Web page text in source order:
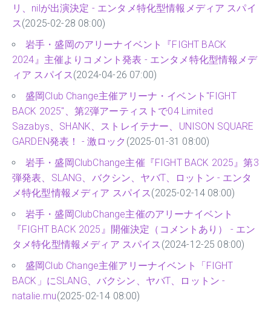
リ、nilが出演決定 - エンタメ特化型情報メディア スパイ
ス(2025-02-28 08:00)
岩手・盛岡のアリーナイベント『FIGHT BACK
2024』主催よりコメント発表 - エンタメ特化型情報メデ
ィア スパイス(2024-04-26 07:00)
盛岡Club Change主催アリーナ・イベント"FIGHT
BACK 2025"、第2弾アーティストで04 Limited
Sazabys、SHANK、ストレイテナー、UNISON SQUARE
GARDEN発表！ - 激ロック (2025-01-31 08:00)
岩手・盛岡ClubChange主催『FIGHT BACK 2025』第3
弾発表、SLANG、バクシン、ヤバT、ロットン - エンタ
メ特化型情報メディア スパイス(2025-02-14 08:00)
岩手・盛岡ClubChange主催のアリーナイベント
『FIGHT BACK 2025』開催決定（コメントあり） - エン
タメ特化型情報メディア スパイス (2024-12-25 08:00)
盛岡Club Change主催アリーナイベント「FIGHT
BACK」にSLANG、バクシン、ヤバT、ロットン -
natalie.mu(2025-02-14 08:00)